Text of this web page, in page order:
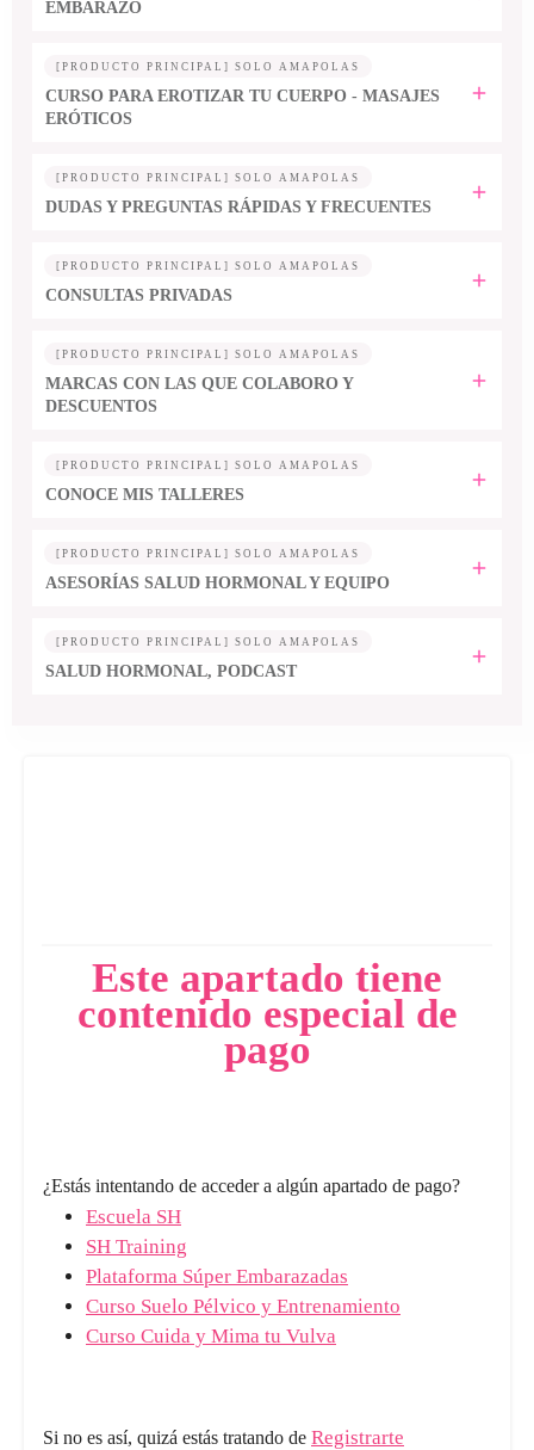
Este apartado tiene
contenido especial de
pago
¿Estás intentando de acceder a algún apartado de pago?
Escuela SH
SH Training
Plataforma Súper Embarazadas
Curso Suelo Pélvico y Entrenamiento
Curso Cuida y Mima tu Vulva
Si no es así, quizá estás tratando de Registrarte
EMBARAZO
[PRODUCTO PRINCIPAL] SOLO AMAPOLAS
CURSO PARA EROTIZAR TU CUERPO - MASAJES
ERÓTICOS
[PRODUCTO PRINCIPAL] SOLO AMAPOLAS
DUDAS Y PREGUNTAS RÁPIDAS Y FRECUENTES
[PRODUCTO PRINCIPAL] SOLO AMAPOLAS
CONSULTAS PRIVADAS
[PRODUCTO PRINCIPAL] SOLO AMAPOLAS
MARCAS CON LAS QUE COLABORO Y
DESCUENTOS
[PRODUCTO PRINCIPAL] SOLO AMAPOLAS
CONOCE MIS TALLERES
[PRODUCTO PRINCIPAL] SOLO AMAPOLAS
ASESORÍAS SALUD HORMONAL Y EQUIPO
[PRODUCTO PRINCIPAL] SOLO AMAPOLAS
SALUD HORMONAL, PODCAST